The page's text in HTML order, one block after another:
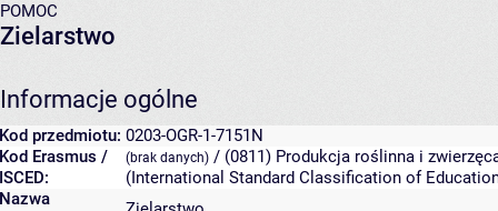
POMOC
Zielarstwo
Informacje ogólne
Kod przedmiotu: 0203-OGR-1-7151N
Kod Erasmus /
ISCED:
(brak danych) / (0811) Produkcja roślinna i
(International Standard Classification of
Nazwa